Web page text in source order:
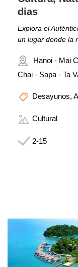
dias
Explora el
un lugar donde la
Hanoi - Mai
Chai - Sapa - Ta
Desayunos,
Cultural
2-15